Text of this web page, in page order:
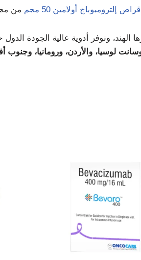
أقراص إلترومبوباج أولامين 50 مجم
ونوفر أدوية عالية الجودة الدول
وسانت لوسيا، والأردن، ورومانيا، وجنوب